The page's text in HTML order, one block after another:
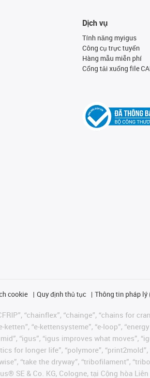
Dịch vụ
Tính năng myigus
Công cụ trực tuyến
Hàng mẫu miễn phí
Cổng tải xuống file
cookie Quy định thủ tục Thông tin pháp
“chainflex”, “chainge”, “chains for
ketten”, “e-kettensysteme”, “e-loop”,
“igus”, “igus improves what moves”,
for longer life”, “polymore”, “print2mold”,
“take the dryway”, “tribofilament”,
SE & Co. KG, Cologne, tại Cộng hòa